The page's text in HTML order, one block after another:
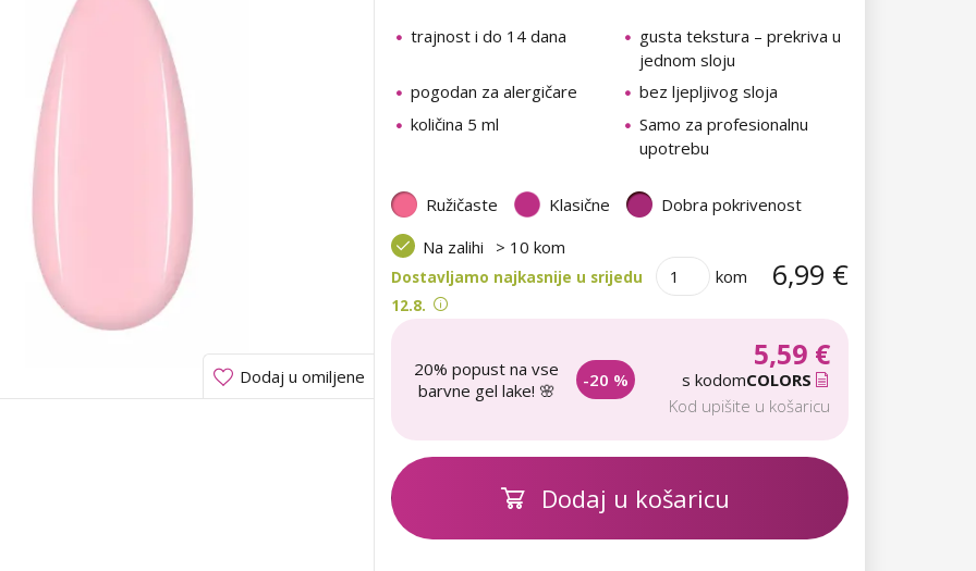
Dodaj u omiljene
trajnost i do 14 dana
gusta tekstura – prekriva u
jednom sloju
pogodan za alergičare
bez ljepljivog sloja
količina 5 ml
Samo za profesionalnu
upotrebu
Ružičaste Klasične
Dobra pokrivenost
Na zalihi
> 10 kom
Dostavljamo najkasnije u srijedu
12.8.
kom 6,99 €
20% popust na vse
barvne gel lake! 🌸
-20 %
5,59 €
s kodomCOLORS
Kod upišite u košaricu
Dodaj u košaricu